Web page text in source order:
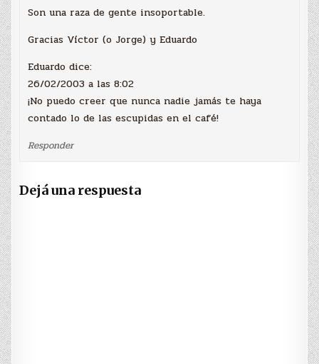
Son una raza de gente insoportable.
Gracias Víctor (o Jorge) y Eduardo
Eduardo dice:
26/02/2003 a las 8:02
¡No puedo creer que nunca nadie jamás te haya
contado lo de las escupidas en el café!
Responder
Dejá una respuesta